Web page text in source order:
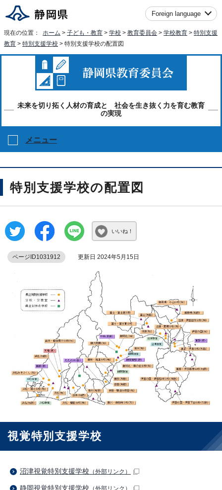
Foreign language
現在の位置： ホーム > 子ども・教育 > 学校 > 教育委員会 > 学校教育 > 特別支援
教育 > 特別支援学校 > 特別支援学校の配置図
未来を切り拓く人材の育成と 社会を生き抜く力を育む教育
の実現
メニュー
特別支援学校の配置図
いいね！
ページID1031912 更新日 2024年5月15日
視覚特別支援学校
沼津視覚特別支援学校 （外部リンク）
静岡視覚特別支援学校 （外部リンク）